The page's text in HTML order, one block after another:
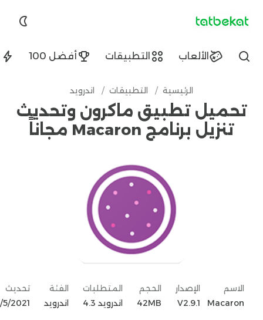
tatbekat.net
الألعاب التطبيقات أفضل 100
Find
الرئيسية / التطبيقات / اندرويد
تحميل تطبيق ماكرون وتحديث
تنزيل برنامج Macaron مجاناً
الاسم
Macaron
الإصدار
V2.9.1
الحجم
42MB
المتطلبات
اندرويد 4.3
الفئة
اندرويد
تحديث
5/2021